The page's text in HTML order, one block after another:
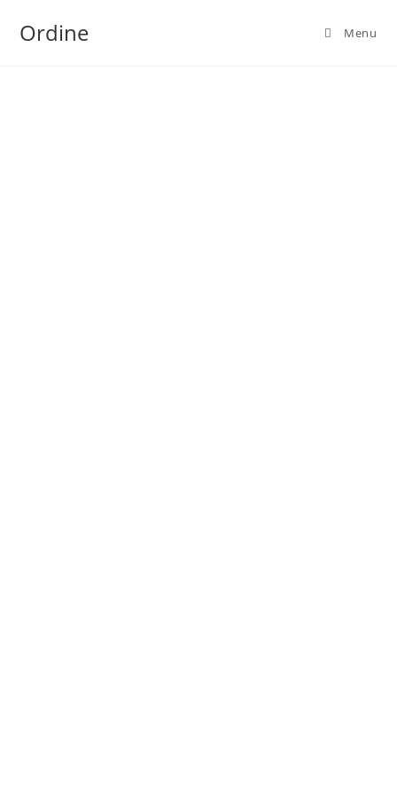
Ordine Menu